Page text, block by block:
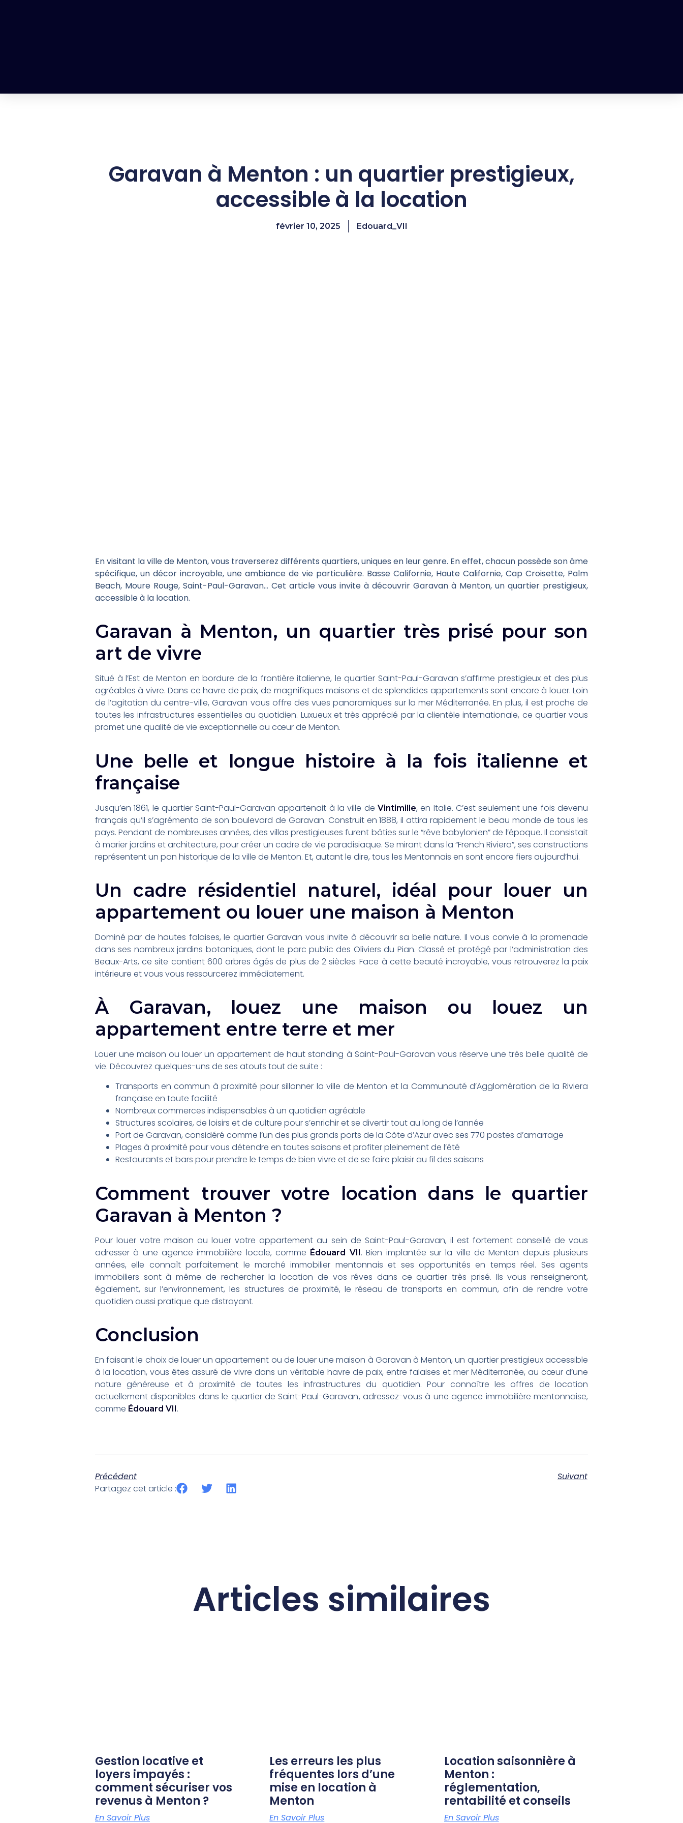
Garavan à Menton : un quartier prestigieux,
accessible à la location
février 10, 2025 Edouard_VII
En visitant la ville de Menton, vous traverserez différents quartiers, uniques en leur genre. En effet, chacun possède son âme
spécifique, un décor incroyable, une ambiance de vie particulière. Basse Californie, Haute Californie, Cap Croisette, Palm
Beach, Moure Rouge, Saint-Paul-Garavan… Cet article vous invite à découvrir Garavan à Menton, un quartier prestigieux,
accessible à la location.
Garavan à Menton, un quartier très prisé pour son
art de vivre
Situé à l’Est de Menton en bordure de la frontière italienne, le quartier Saint-Paul-Garavan s’affirme prestigieux et des plus
agréables à vivre. Dans ce havre de paix, de magnifiques maisons et de splendides appartements sont encore à louer. Loin
de l’agitation du centre-ville, Garavan vous offre des vues panoramiques sur la mer Méditerranée. En plus, il est proche de
toutes les infrastructures essentielles au quotidien. Luxueux et très apprécié par la clientèle internationale, ce quartier vous
promet une qualité de vie exceptionnelle au cœur de Menton.
Une belle et longue histoire à la fois italienne et
française
Jusqu’en 1861, le quartier Saint-Paul-Garavan appartenait à la ville de Vintimille, en Italie. C’est seulement une fois devenu
français qu’il s’agrémenta de son boulevard de Garavan. Construit en 1888, il attira rapidement le beau monde de tous les
pays. Pendant de nombreuses années, des villas prestigieuses furent bâties sur le “rêve babylonien” de l’époque. Il consistait
à marier jardins et architecture, pour créer un cadre de vie paradisiaque. Se mirant dans la “French Riviera”, ses constructions
représentent un pan historique de la ville de Menton. Et, autant le dire, tous les Mentonnais en sont encore fiers aujourd’hui.
Un cadre résidentiel naturel, idéal pour louer un
appartement ou louer une maison à Menton
Dominé par de hautes falaises, le quartier Garavan vous invite à découvrir sa belle nature. Il vous convie à la promenade
dans ses nombreux jardins botaniques, dont le parc public des Oliviers du Pian. Classé et protégé par l’administration des
Beaux-Arts, ce site contient 600 arbres âgés de plus de 2 siècles. Face à cette beauté incroyable, vous retrouverez la paix
intérieure et vous vous ressourcerez immédiatement.
À Garavan, louez une maison ou louez un
appartement entre terre et mer
Louer une maison ou louer un appartement de haut standing à Saint-Paul-Garavan vous réserve une très belle qualité de
vie. Découvrez quelques-uns de ses atouts tout de suite :
Transports en commun à proximité pour sillonner la ville de Menton et la Communauté d’Agglomération de la Riviera
française en toute facilité
Nombreux commerces indispensables à un quotidien agréable
Structures scolaires, de loisirs et de culture pour s’enrichir et se divertir tout au long de l’année
Port de Garavan, considéré comme l’un des plus grands ports de la Côte d’Azur avec ses 770 postes d’amarrage
Plages à proximité pour vous détendre en toutes saisons et profiter pleinement de l’été
Restaurants et bars pour prendre le temps de bien vivre et de se faire plaisir au fil des saisons
Comment trouver votre location dans le quartier
Garavan à Menton ?
Pour louer votre maison ou louer votre appartement au sein de Saint-Paul-Garavan, il est fortement conseillé de vous
adresser à une agence immobilière locale, comme Édouard VII. Bien implantée sur la ville de Menton depuis plusieurs
années, elle connaît parfaitement le marché immobilier mentonnais et ses opportunités en temps réel. Ses agents
immobiliers sont à même de rechercher la location de vos rêves dans ce quartier très prisé. Ils vous renseigneront,
également, sur l’environnement, les structures de proximité, le réseau de transports en commun, afin de rendre votre
quotidien aussi pratique que distrayant.
Conclusion
En faisant le choix de louer un appartement ou de louer une maison à Garavan à Menton, un quartier prestigieux accessible
à la location, vous êtes assuré de vivre dans un véritable havre de paix, entre falaises et mer Méditerranée, au cœur d’une
nature généreuse et à proximité de toutes les infrastructures du quotidien. Pour connaître les offres de location
actuellement disponibles dans le quartier de Saint-Paul-Garavan, adressez-vous à une agence immobilière mentonnaise,
comme Édouard VII.
Précédent
Suivant
Partagez cet article :
Articles similaires
Gestion locative et
loyers impayés :
comment sécuriser vos
revenus à Menton ?
En Savoir Plus
Les erreurs les plus
fréquentes lors d’une
mise en location à
Menton
En Savoir Plus
Location saisonnière à
Menton :
réglementation,
rentabilité et conseils
En Savoir Plus